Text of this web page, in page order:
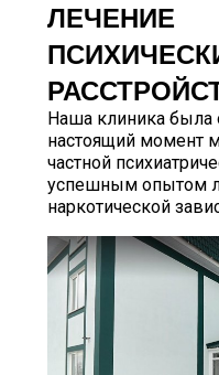
ЛЕЧЕНИЕ
Наша клиника была
настоящий момент
частной
успешным опытом
наркотической